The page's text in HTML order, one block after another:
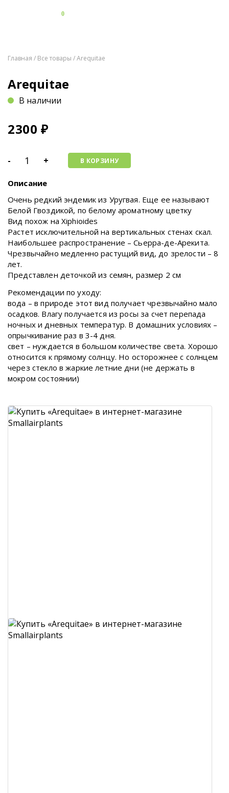
0
Главная / Все товары / Arequitae
Arequitae
В наличии
2300 ₽
- + В КОРЗИНУ
Описание
Очень редкий эндемик из Уругвая. Еще ее называют
Белой Гвоздикой, по белому ароматному цветку
Вид похож на Xiphioides
Растет исключительной на вертикальных стенах скал.
Наибольшее распространение – Сьерра-де-Арекита.
Чрезвычайно медленно растущий вид, до зрелости – 8
лет.
Представлен деточкой из семян, размер 2 см
Рекомендации по уходу:
вода – в природе этот вид получает чрезвычайно мало
осадков. Влагу получается из росы за счет перепада
ночных и дневных температур. В домашних условиях –
опрычкивание раз в 3-4 дня.
свет – нуждается в большом количестве света. Хорошо
относится к прямому солнцу. Но осторожнее с солнцем
через стекло в жаркие летние дни (не держать в
мокром состоянии)